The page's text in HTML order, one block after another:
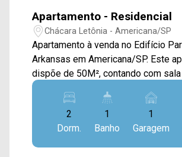
Apartamento - Residencial
Chácara Letônia - Americana/SP
Apartamento à venda no Edifício
Arkansas em Americana/SP. Este apartamento
dispõe de 50M², contando com
de jantar integradas, cozinha com
conectada com a área de serviço. > 02 quartos; >
01 banheiro social; > 01 vaga de
coberta. *Aceita financiamento. *Aceita permuta
Localizado no bairro Chácara
2
Dorm.
1
Banho
1
Garagem